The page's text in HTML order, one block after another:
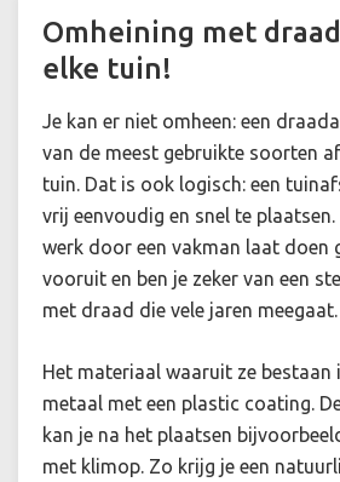
Omheining met
elke tuin!
Je kan er niet omheen: een
van de meest gebruikte soorten
tuin. Dat is ook logisch: een
vrij eenvoudig en snel te
werk door een vakman laat doen
vooruit en ben je zeker van een
met draad die vele jaren meegaat.
Het materiaal waaruit ze bestaan
metaal met een plastic coating.
kan je na het plaatsen
met klimop. Zo krijg je een